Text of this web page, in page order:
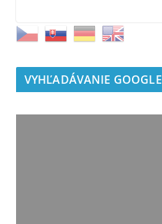
VYHĽADÁVANIE GOOGLE